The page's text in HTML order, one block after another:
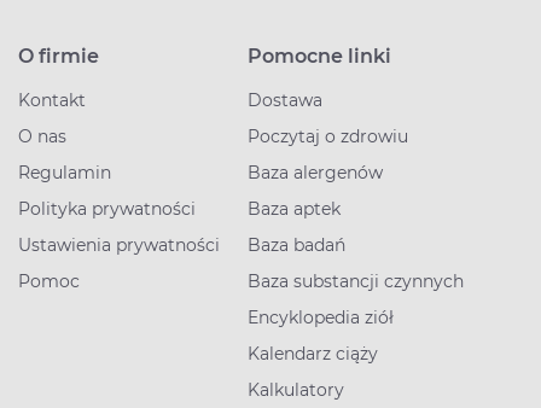
O firmie
Kontakt
O nas
Regulamin
Polityka prywatności
Ustawienia prywatności
Pomoc
Pomocne linki
Dostawa
Poczytaj o zdrowiu
Baza alergenów
Baza aptek
Baza badań
Baza substancji czynnych
Encyklopedia ziół
Kalendarz ciąży
Kalkulatory